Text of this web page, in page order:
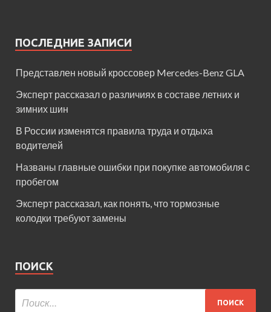
ПОСЛЕДНИЕ ЗАПИСИ
Представлен новый кроссовер Mercedes-Benz GLA
Эксперт рассказал о различиях в составе летних и
зимних шин
В России изменятся правила труда и отдыха
водителей
Названы главные ошибки при покупке автомобиля с
пробегом
Эксперт рассказал, как понять, что тормозные
колодки требуют замены
ПОИСК